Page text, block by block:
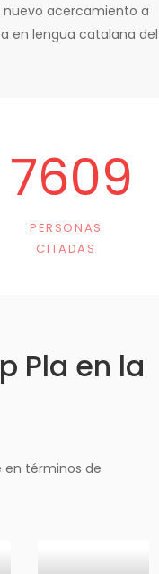
nuevo acercamiento a
en lengua catalana del
7609
PERSONAS
CITADAS
Pla en la
en términos de